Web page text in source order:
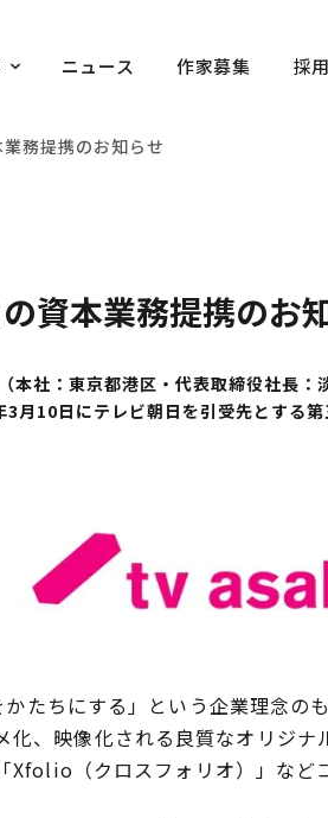
ニュース 作家募集 採
務提携のお知らせ
資本業務提携のお
社：東京都港区・代表取締役社長：
月10日にテレビ朝日を引受先とする
ちにする」という企業理念の
、映像化される良質なオリジ
（クロスフォリオ）」など